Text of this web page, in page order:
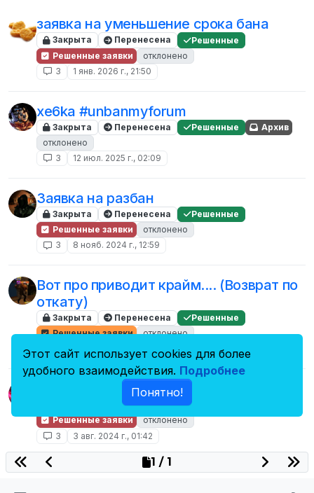
заявка на уменьшение срока бана
Закрыта Перенесена
Решенные
Решенные заявки
отклонено
3
1 янв. 2026 г., 21:50
xe6ka #unbanmyforum
Закрыта Перенесена Решенные
Архив
отклонено
3
12 июл. 2025 г., 02:09
Заявка на разбан
Закрыта Перенесена
Решенные
Решенные заявки
отклонено
3
8 нояб. 2024 г., 12:59
Вот про приводит крайм.... (Возврат по
откату)
Закрыта Перенесена
Решенные
Решенные заявки
отклонено
Прошу понять и простить
Перенесена
Решенные
Решенные заявки
отклонено
3
3 авг. 2024 г., 01:42
1 / 1
Этот сайт использует cookies для более
удобного взаимодействия. Подробнее
Понятно!